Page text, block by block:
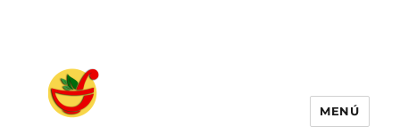
MENÚ